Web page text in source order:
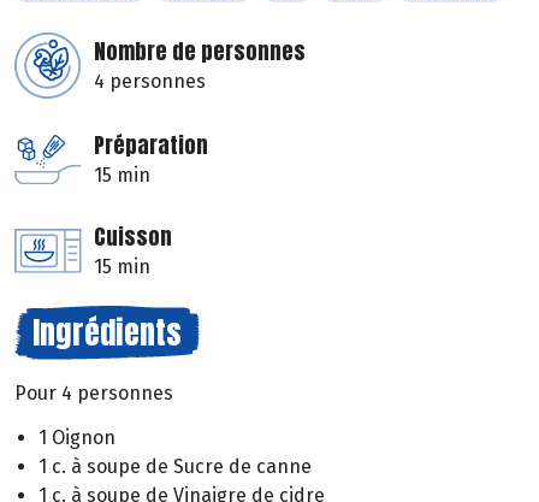
Nombre de personnes
4 personnes
Préparation
15 min
Cuisson
15 min
Ingrédients
Pour 4 personnes
1 Oignon
1 c. à soupe de Sucre de canne
1 c. à soupe de Vinaigre de cidre